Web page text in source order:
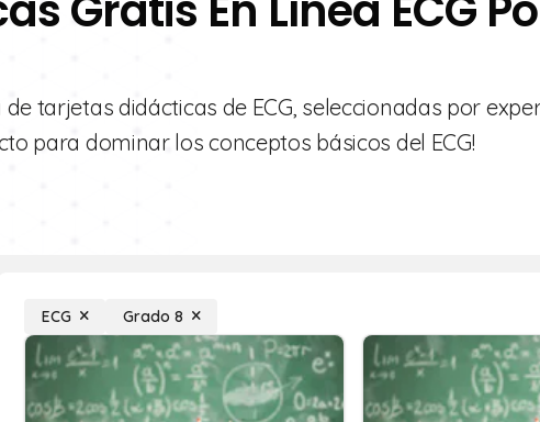
tarjetas didácticas de ECG, seleccionadas por
para dominar los conceptos básicos del ECG!
ECG Grado 8